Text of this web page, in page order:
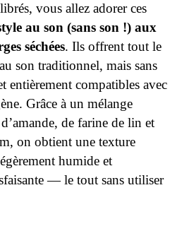
vous allez adorer ces
au son (sans son !) aux
séchées. Ils offrent tout le
son traditionnel, mais sans
entièrement compatibles avec
Grâce à un mélange
de farine de lin et
on obtient une texture
humide et
— le tout sans utiliser